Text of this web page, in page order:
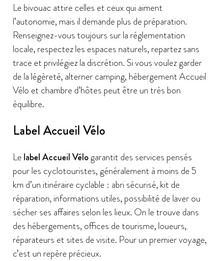
Le bivouac attire celles et ceux qui aiment
l’autonomie, mais il demande plus de préparation.
Renseignez-vous toujours sur la réglementation
locale, respectez les espaces naturels, repartez sans
trace et privilégiez la discrétion. Si vous voulez garder
de la légèreté, alterner camping, hébergement Accueil
Vélo et chambre d’hôtes peut être un très bon
équilibre.
Label Accueil Vélo
Le label Accueil Vélogarantit des services pensés
pour les cyclotouristes, généralement à moins de 5
km d’un itinéraire cyclable : abri sécurisé, kit de
réparation, informations utiles, possibilité de laver ou
sécher ses affaires selon les lieux. On le trouve dans
des hébergements, offices de tourisme, loueurs,
réparateurs et sites de visite. Pour un premier voyage,
c’est un repère précieux.